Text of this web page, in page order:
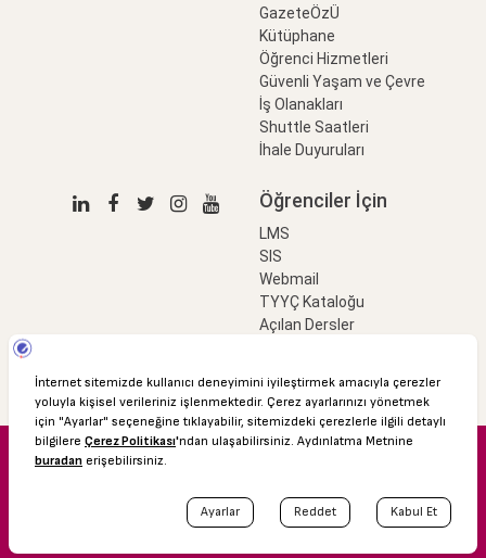
GazeteÖzÜ
Kütüphane
Öğrenci Hizmetleri
Güvenli Yaşam ve Çevre
İş Olanakları
Shuttle Saatleri
İhale Duyuruları
Öğrenciler İçin
LMS
SIS
Webmail
TYYÇ Kataloğu
Açılan Dersler
© 2016 Özyeğin Üniversitesi
Akademik Takvim
Kişisel Verilerin Korunması